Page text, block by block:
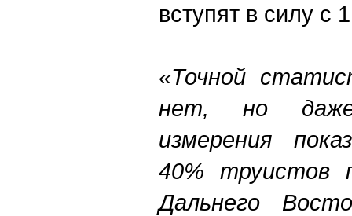
вступят в силу с
«Точной
нет, но даже
измерения
40% труистов
Дальнего